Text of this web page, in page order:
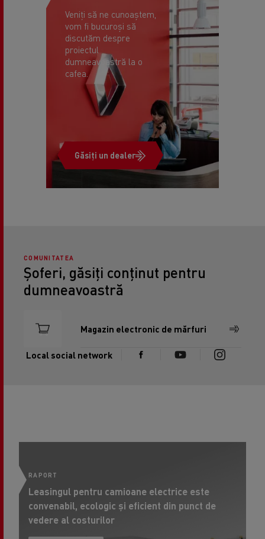
Veniți să ne cunoaștem,
vom fi bucuroși să
discutăm despre
proiectul
dumneavoastră la o
cafea.
Găsiți un dealer
COMUNITATEA
Șoferi, găsiți conținut pentru
dumneavoastră
Magazin electronic de mărfuri
Local social network
RAPORT
Leasingul pentru camioane electrice este
convenabil, ecologic și eficient din punct de
vedere al costurilor